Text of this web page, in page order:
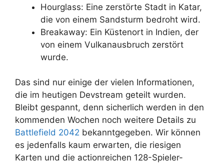
Hourglass: Eine zerstörte Stadt in Katar,
die von einem Sandsturm bedroht wird.
Breakaway: Ein Küstenort in Indien, der
von einem Vulkanausbruch zerstört
wurde.
Das sind nur einige der vielen Informationen,
die im heutigen Devstream geteilt wurden.
Bleibt gespannt, denn sicherlich werden in den
kommenden Wochen noch weitere Details zu
Battlefield 2042 bekanntgegeben. Wir können
es jedenfalls kaum erwarten, die riesigen
Karten und die actionreichen 128-Spieler-